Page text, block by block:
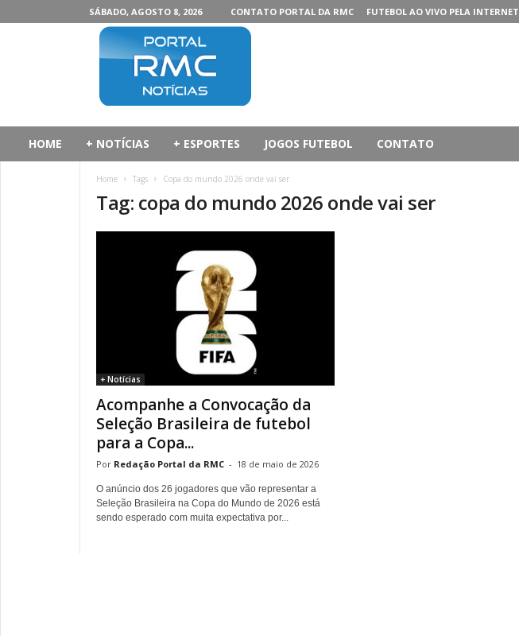
SÁBADO, AGOSTO 8, 2026 CONTATO PORTAL DA RMC FUTEBOL AO VIVO PELA INTERNET
HOME + NOTÍCIAS + ESPORTES JOGOS FUTEBOL CONTATO
Home Tags Copa do mundo 2026 onde vai ser
Tag: copa do mundo 2026 onde vai ser
+ Notícias
Acompanhe a Convocação da
Seleção Brasileira de futebol
para a Copa...
Redação Portal da RMC - 18 de maio de 2026
O anúncio dos 26 jogadores que vão representar a
Seleção Brasileira na Copa do Mundo de 2026 está
sendo esperado com muita expectativa por...